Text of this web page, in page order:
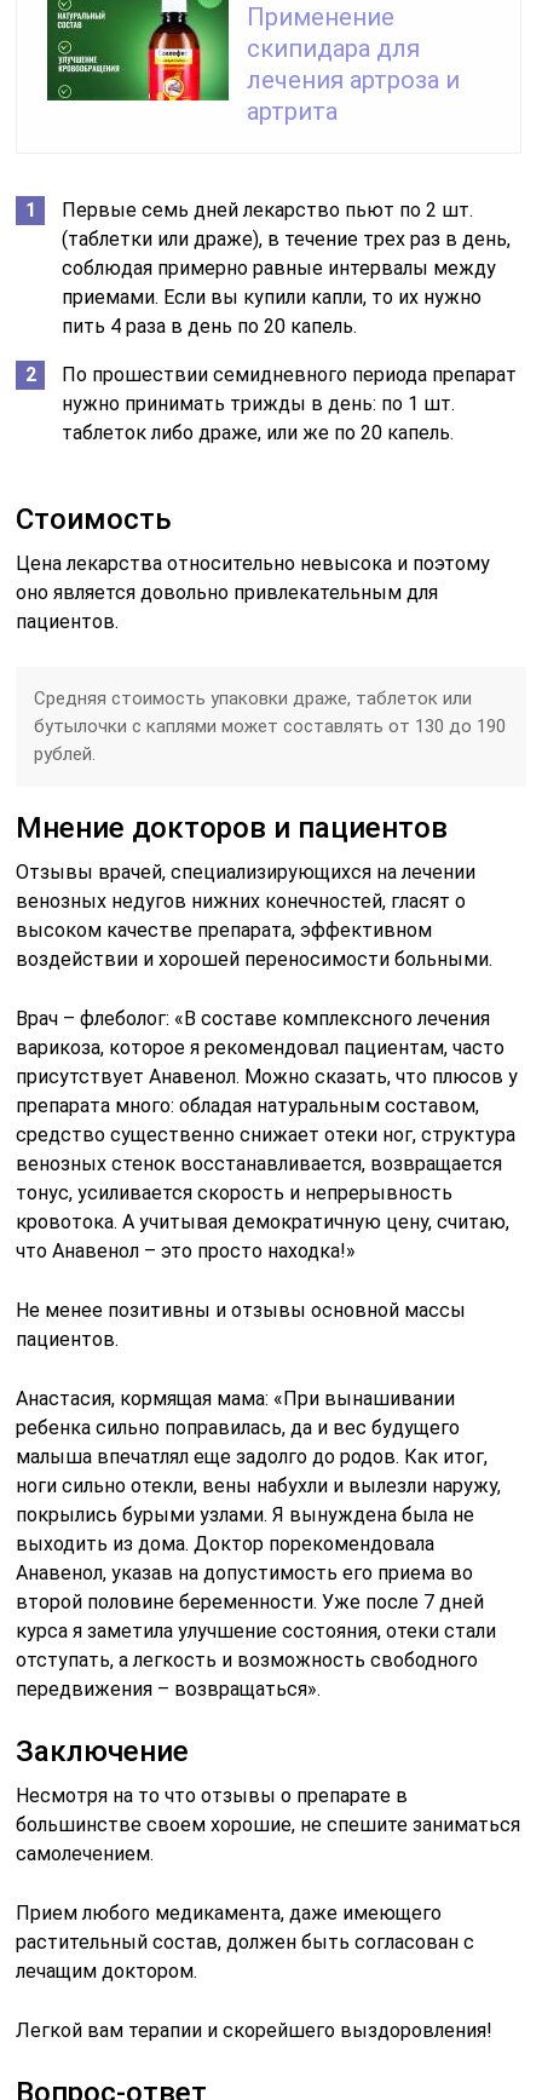
Применение
скипидара для
лечения артроза и
артрита
Первые семь дней лекарство пьют по 2 шт.
(таблетки или драже), в течение трех раз в день,
соблюдая примерно равные интервалы между
приемами. Если вы купили капли, то их нужно
пить 4 раза в день по 20 капель.
По прошествии семидневного периода препарат
нужно принимать трижды в день: по 1 шт.
таблеток либо драже, или же по 20 капель.
Стоимость
Цена лекарства относительно невысока и поэтому
оно является довольно привлекательным для
пациентов.
Средняя стоимость упаковки драже, таблеток или
бутылочки с каплями может составлять от 130 до 190
рублей.
Мнение докторов и пациентов
Отзывы врачей, специализирующихся на лечении
венозных недугов нижних конечностей, гласят о
высоком качестве препарата, эффективном
воздействии и хорошей переносимости больными.
Врач – флеболог: «В составе комплексного лечения
варикоза, которое я рекомендовал пациентам, часто
присутствует Анавенол. Можно сказать, что плюсов у
препарата много: обладая натуральным составом,
средство существенно снижает отеки ног, структура
венозных стенок восстанавливается, возвращается
тонус, усиливается скорость и непрерывность
кровотока. А учитывая демократичную цену, считаю,
что Анавенол – это просто находка!»
Не менее позитивны и отзывы основной массы
пациентов.
Анастасия, кормящая мама: «При вынашивании
ребенка сильно поправилась, да и вес будущего
малыша впечатлял еще задолго до родов. Как итог,
ноги сильно отекли, вены набухли и вылезли наружу,
покрылись бурыми узлами. Я вынуждена была не
выходить из дома. Доктор порекомендовала
Анавенол, указав на допустимость его приема во
второй половине беременности. Уже после 7 дней
курса я заметила улучшение состояния, отеки стали
отступать, а легкость и возможность свободного
передвижения – возвращаться».
Заключение
Несмотря на то что отзывы о препарате в
большинстве своем хорошие, не спешите заниматься
самолечением.
Прием любого медикамента, даже имеющего
растительный состав, должен быть согласован с
лечащим доктором.
Легкой вам терапии и скорейшего выздоровления!
Вопрос-ответ